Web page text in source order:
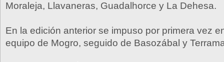
Moraleja, Llavaneras, Guadalhorce y La Dehesa.
En la edición anterior se impuso por primera vez
equipo de Mogro, seguido de Basozábal y